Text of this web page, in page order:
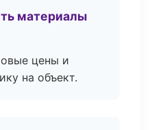
материалы
цены и
на объект.